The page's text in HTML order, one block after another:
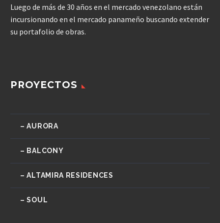
Luego de más de 30 años en el mercado venezolano están
incursionando en el mercado panameño buscando extender
su portafolio de obras.
PROYECTOS
– AURORA
– BALCONY
– ALTAMIRA RESIDENCES
– SOUL